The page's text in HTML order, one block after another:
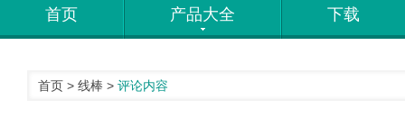
首页 产品大全 下载
首页 > 线棒 > 评论内容